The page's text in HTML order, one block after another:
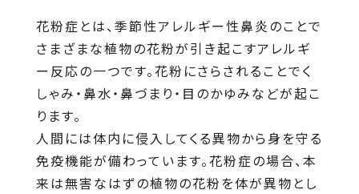
花粉症とは、季節性アレルギー性鼻炎のことで
さまざまな植物の花粉が引き起こすアレルギ
ー反応の一つです。花粉にさらされることでく
しゃみ・鼻水・鼻づまり・目のかゆみなどが起こ
ります。
人間には体内に侵入してくる異物から身を守る
免疫機能が備わっています。花粉症の場合、本
来は無害なはずの植物の花粉を体が異物とし